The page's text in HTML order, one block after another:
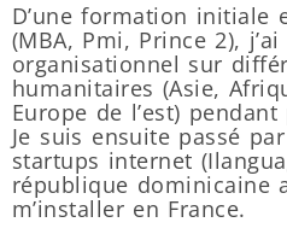
D’une formation initiale
(MBA, Pmi, Prince 2),
organisationnel sur
humanitaires (Asie,
Europe de l’est)
Je suis ensuite passé
startups internet
république dominicaine
m’installer en France.